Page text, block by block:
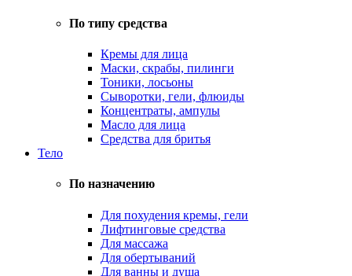
По типу средства
Кремы для лица
Маски, скрабы, пилинги
Тоники, лосьоны
Сыворотки, гели, флюиды
Концентраты, ампулы
Масло для лица
Средства для бритья
Тело
По назначению
Для похудения кремы, гели
Лифтинговые средства
Для массажа
Для обертываний
Для ванны и душа